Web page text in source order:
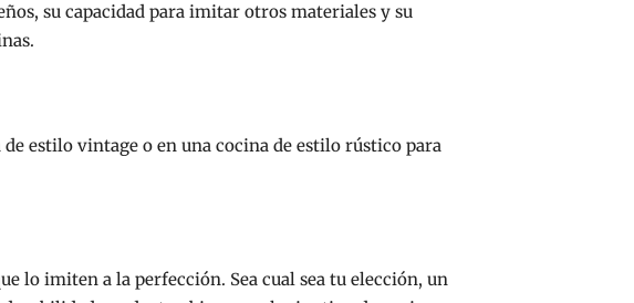
su capacidad para imitar otros materiales y su
estilo vintage o en una cocina de estilo rústico para
lo imiten a la perfección. Sea cual sea tu elección, un